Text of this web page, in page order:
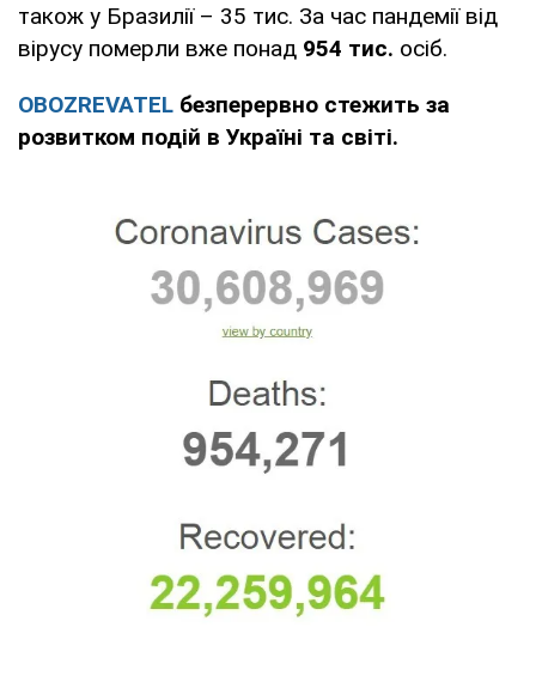
також у Бразилії – 35 тис. За час пандемії від
вірусу померли вже понад 954 тис. осіб.
OBOZREVATEL безперервно стежить за
розвитком подій в Україні та світі.